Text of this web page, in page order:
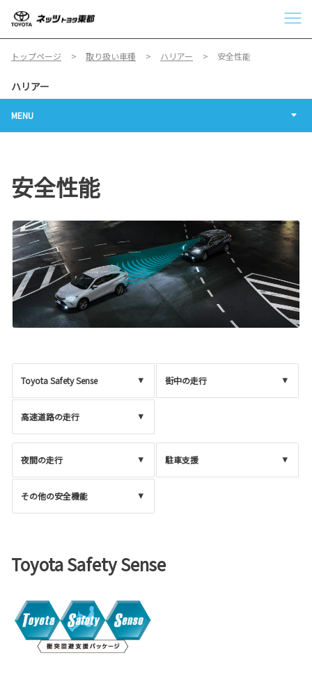
トップページ 取り扱い車種 ハリアー 安全性能
ハリアー
MENU
安全性能
Toyota Safety Sense 街中の走行
高速道路の走行
夜間の走行 駐車支援
その他の安全機能
Toyota Safety Sense